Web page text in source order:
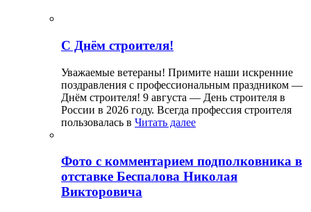
С Днём строителя!
Уважаемые ветераны! Примите наши искренние
поздравления с профессиональным праздником —
Днём строителя! 9 августа — День строителя в
России в 2026 году. Всегда профессия строителя
пользовалась в Читать далее
Фото с комментарием подполковника в
отставке Беспалова Николая
Викторовича